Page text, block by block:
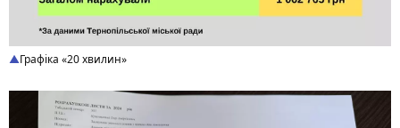
Графіка «20 хвилин»